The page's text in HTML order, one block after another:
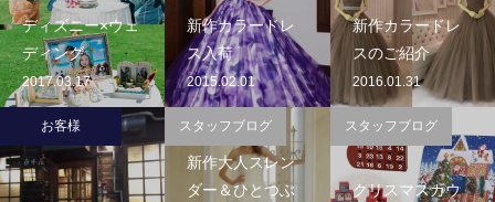
ディズニー×ウェ
ディング
2017.03.17
新作カラードレ
ス入荷
2015.02.01
新作カラードレ
スのご紹介
2016.01.31
お客様
新作大人スレン
ダー＆ひとつぶ
スタッフブログ
クリスマスカウ
スタッフブログ